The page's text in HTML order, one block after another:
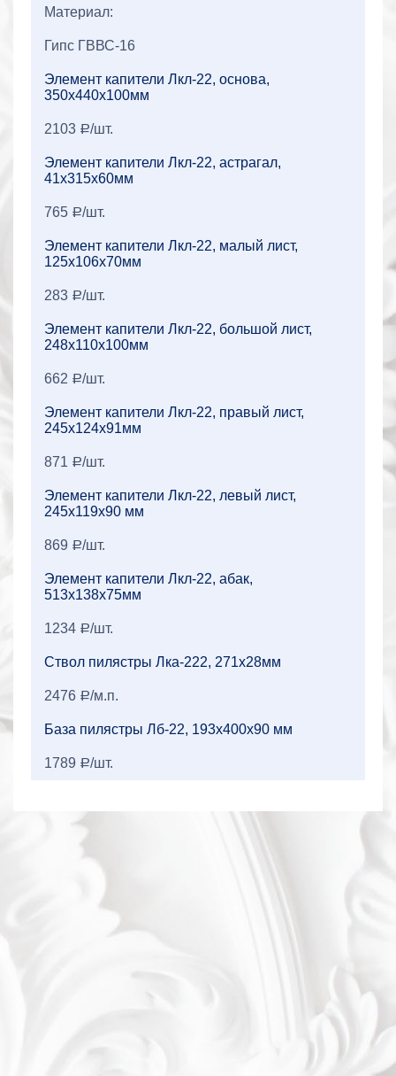
Материал:
Гипс ГВВС-16
Элемент капители Лкл-22, основа,
350x440x100мм
2103 a/шт.
Элемент капители Лкл-22, астрагал,
41x315x60мм
765 a/шт.
Элемент капители Лкл-22, малый лист,
125x106x70мм
283 a/шт.
Элемент капители Лкл-22, большой лист,
248x110x100мм
662 a/шт.
Элемент капители Лкл-22, правый лист,
245x124x91мм
871 a/шт.
Элемент капители Лкл-22, левый лист,
245x119x90 мм
869 a/шт.
Элемент капители Лкл-22, абак,
513x138x75мм
1234 a/шт.
Ствол пилястры Лка-222, 271x28мм
2476 a/м.п.
База пилястры Лб-22, 193x400x90 мм
1789 a/шт.